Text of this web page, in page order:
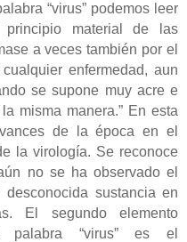
“virus” podemos leer
principio material de las
a veces también por el
enfermedad, aun
se supone muy acre e
misma manera.” En esta
de la época en el
la virología. Se reconoce
no se ha observado el
sustancia en
El segundo elemento
palabra “virus” es el